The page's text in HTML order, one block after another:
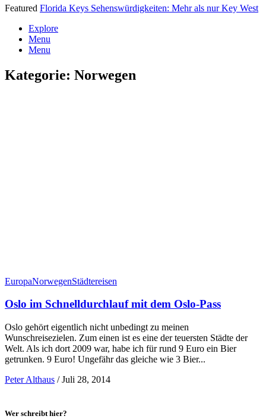
Featured Florida Keys Sehenswürdigkeiten: Mehr als nur Key West
Explore
Menu
Menu
Kategorie: Norwegen
EuropaNorwegenStädtereisen
Oslo im Schnelldurchlauf mit dem Oslo-Pass
Oslo gehört eigentlich nicht unbedingt zu meinen
Wunschreisezielen. Zum einen ist es eine der teuersten Städte der
Welt. Als ich dort 2009 war, habe ich für rund 9 Euro ein Bier
getrunken. 9 Euro! Ungefähr das gleiche wie 3 Bier...
Peter Althaus / Juli 28, 2014
Wer schreibt hier?